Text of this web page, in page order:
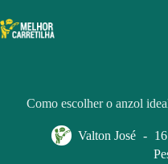
para
o
Como escolher o anzol
Valton José